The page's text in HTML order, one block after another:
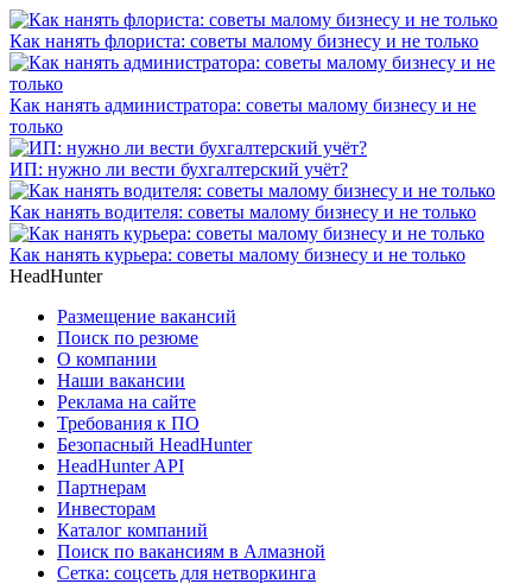
Как нанять флориста: советы малому бизнесу и не только
Как нанять администратора: советы малому бизнесу и не
только
ИП: нужно ли вести бухгалтерский учёт?
Как нанять водителя: советы малому бизнесу и не только
Как нанять курьера: советы малому бизнесу и не только
HeadHunter
Размещение вакансий
Поиск по резюме
О компании
Наши вакансии
Реклама на сайте
Требования к ПО
Безопасный HeadHunter
HeadHunter API
Партнерам
Инвесторам
Каталог компаний
Поиск по вакансиям в Алмазной
Сетка: соцсеть для нетворкинга